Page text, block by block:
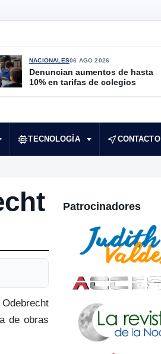
NACIONALES06 AGO 2026
Denuncian aumentos de hasta
10% en tarifas de colegios
TECNOLOGÍA CONTACTO
de obras
Patrocinadores